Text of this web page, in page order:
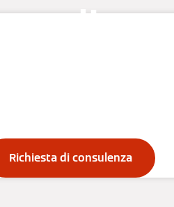
Richiesta di consulenza